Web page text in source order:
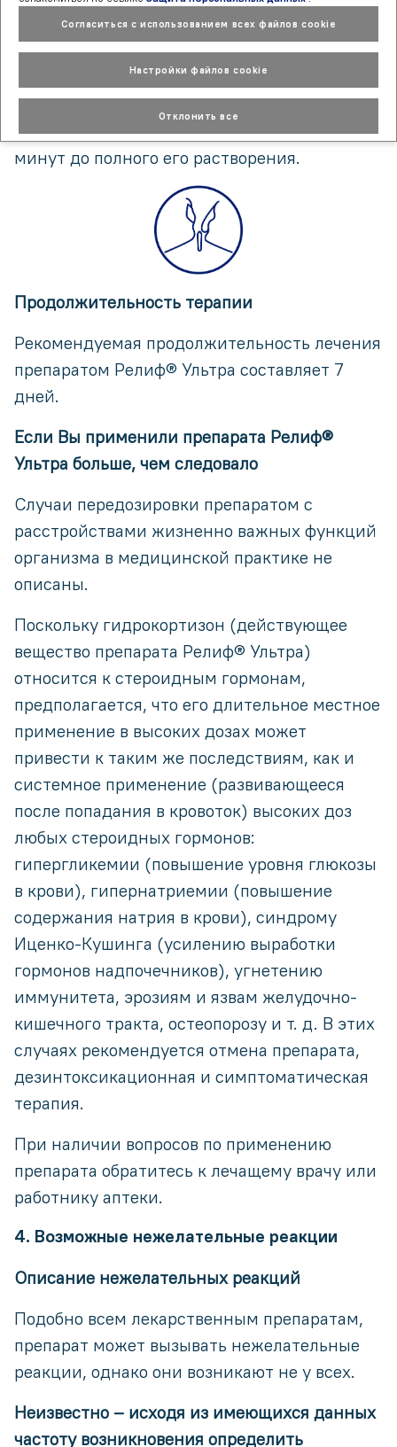
остался в анальном канале (на уровне
заднепроходного отверстия), не погружаясь
полностью в прямую кишку. Основание
суппозитория следует придерживать
марлевой салфеткой в течение нескольких
минут до полного его растворения.
Продолжительность терапии
Рекомендуемая продолжительность лечения
препаратом Релиф® Ультра составляет 7
дней.
Если Вы применили препарата Релиф®
Ультра больше, чем следовало
Случаи передозировки препаратом с
расстройствами жизненно важных функций
организма в медицинской практике не
описаны.
Поскольку гидрокортизон (действующее
вещество препарата Релиф® Ультра)
относится к стероидным гормонам,
предполагается, что его длительное местное
применение в высоких дозах может
привести к таким же последствиям, как и
системное применение (развивающееся
после попадания в кровоток) высоких доз
любых стероидных гормонов:
гипергликемии (повышение уровня глюкозы
в крови), гипернатриемии (повышение
содержания натрия в крови), синдрому
Иценко-Кушинга (усилению выработки
гормонов надпочечников), угнетению
иммунитета, эрозиям и язвам желудочно-
кишечного тракта, остеопорозу и т. д. В этих
случаях рекомендуется отмена препарата,
дезинтоксикационная и симптоматическая
терапия.
При наличии вопросов по применению
препарата обратитесь к лечащему врачу или
работнику аптеки.
4. Возможные нежелательные реакции
Описание нежелательных реакций
Подобно всем лекарственным препаратам,
препарат может вызывать нежелательные
реакции, однако они возникают не у всех.
Неизвестно – исходя из имеющихся данных
частоту возникновения определить
Согласиться с использованием всех файлов cookie
Настройки файлов cookie
Отклонить все